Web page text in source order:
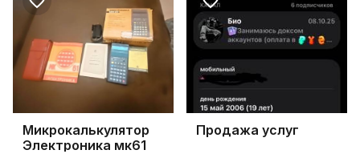
Микрокалькулятор
Электроника мк61
Продажа услуг